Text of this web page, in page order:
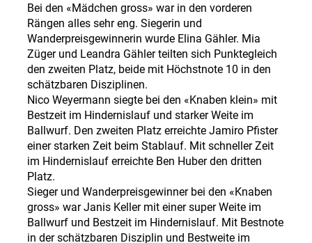
Bei den «Mädchen gross» war in den vorderen
Rängen alles sehr eng. Siegerin und
Wanderpreisgewinnerin wurde Elina Gähler. Mia
Züger und Leandra Gähler teilten sich Punktegleich
den zweiten Platz, beide mit Höchstnote 10 in den
schätzbaren Disziplinen.
Nico Weyermann siegte bei den «Knaben klein» mit
Bestzeit im Hindernislauf und starker Weite im
Ballwurf. Den zweiten Platz erreichte Jamiro Pfister
einer starken Zeit beim Stablauf. Mit schneller Zeit
im Hindernislauf erreichte Ben Huber den dritten
Platz.
Sieger und Wanderpreisgewinner bei den «Knaben
gross» war Janis Keller mit einer super Weite im
Ballwurf und Bestzeit im Hindernislauf. Mit Bestnote
in der schätzbaren Disziplin und Bestweite im